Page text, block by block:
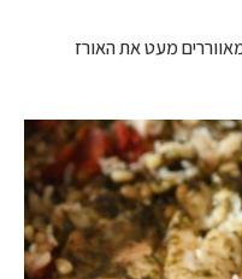
מעט את האורז